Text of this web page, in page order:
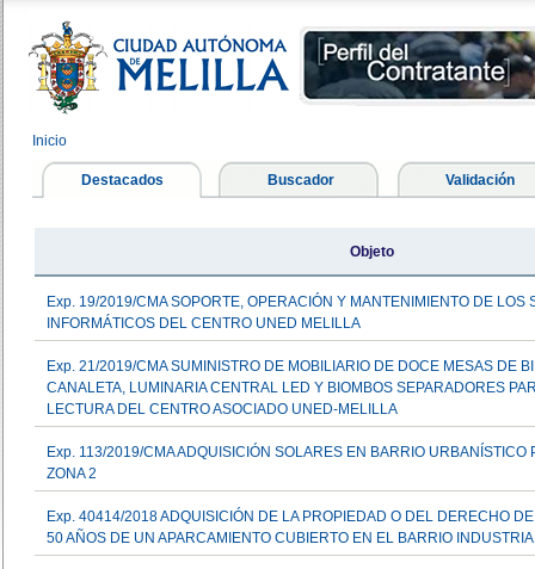
Inicio
Destacados Buscador Validación
Objeto
Exp. 19/2019/CMA SOPORTE, OPERACIÓN Y MANTENIMIENTO DE LOS
INFORMÁTICOS DEL CENTRO UNED MELILLA
Exp. 21/2019/CMA SUMINISTRO DE MOBILIARIO DE DOCE MESAS DE
CANALETA, LUMINARIA CENTRAL LED Y BIOMBOS SEPARADORES
LECTURA DEL CENTRO ASOCIADO UNED-MELILLA
Exp. 113/2019/CMA ADQUISICIÓN SOLARES EN BARRIO URBANÍSTICO
ZONA 2
Exp. 40414/2018 ADQUISICIÓN DE LA PROPIEDAD O DEL DERECHO
50 AÑOS DE UN APARCAMIENTO CUBIERTO EN EL BARRIO